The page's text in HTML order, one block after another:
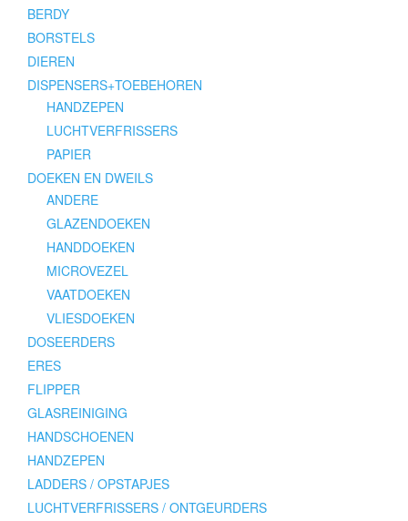
BERDY
BORSTELS
DIEREN
DISPENSERS+TOEBEHOREN
HANDZEPEN
LUCHTVERFRISSERS
PAPIER
DOEKEN EN DWEILS
ANDERE
GLAZENDOEKEN
HANDDOEKEN
MICROVEZEL
VAATDOEKEN
VLIESDOEKEN
DOSEERDERS
ERES
FLIPPER
GLASREINIGING
HANDSCHOENEN
HANDZEPEN
LADDERS / OPSTAPJES
LUCHTVERFRISSERS / ONTGEURDERS